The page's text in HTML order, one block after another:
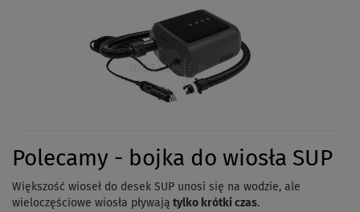
Polecamy - bojka do wiosła SUP
Większość wioseł do desek SUP unosi się na wodzie, ale
wieloczęściowe wiosła pływają tylko krótki czas.